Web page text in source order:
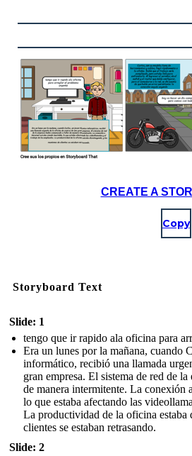
CREATE A
Copy
Storyboard Text
Slide: 1
tengo que ir rapido ala oficina para
Era un lunes por la mañana, cuando
informático, recibió una llamada
gran empresa. El sistema de red de
de manera intermitente. La conexión
lo que estaba afectando las
La productividad de la oficina estaba
clientes se estaban retrasando.
Slide: 2